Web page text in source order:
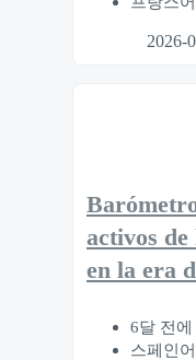
2026-
activos
en la era
6달 전에
스페인